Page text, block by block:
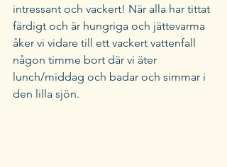
intressant och vackert! När alla har tittat
färdigt och är hungriga och jättevarma
åker vi vidare till ett vackert vattenfall
någon timme bort där vi äter
lunch/middag och badar och simmar i
den lilla sjön.